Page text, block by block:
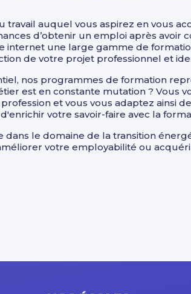
travail auquel vous aspirez en vous
d’obtenir un emploi après
internet une large gamme de
de votre projet professionnel et
nos programmes de formation
est en constante mutation ? Vous
et vous vous adaptez ainsi
votre savoir-faire avec la
le domaine de la transition
votre employabilité ou